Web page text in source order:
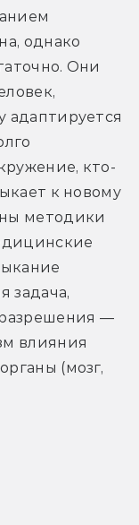
однако
Они
адаптируется
кто-
к новому
методики
задача,
—
влияния
(мозг,